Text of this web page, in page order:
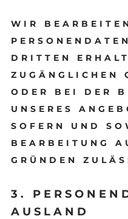
WIR
DRITTEN
ZUGÄNGLICHEN
ODER BEI DER
UNSERES
SOFERN UND
BEARBEITUNG
GRÜNDEN
3.
AUSLAND